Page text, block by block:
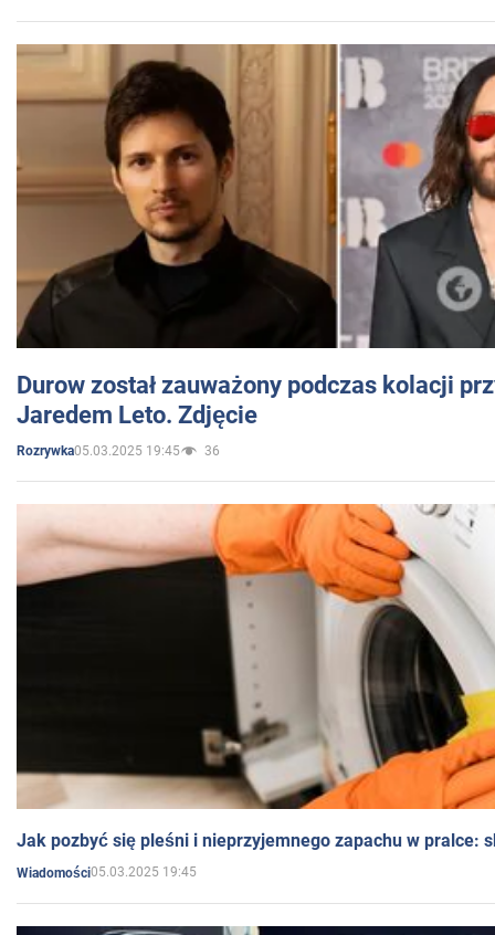
Durow został zauważony podczas kolacji
Jaredem Leto. Zdjęcie
Rozrywka05.03.2025 19:45 36
Jak pozbyć się pleśni i nieprzyjemnego zapachu w pralce:
Wiadomości05.03.2025 19:45